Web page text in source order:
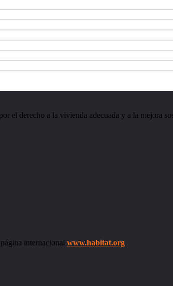
el derecho a la vivienda adecuada y a la mejora
internacional www.habitat.org